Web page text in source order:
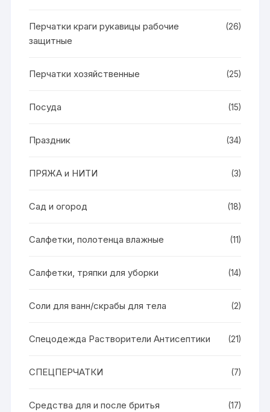
Перчатки краги рукавицы рабочие
защитные
(26)
Перчатки хозяйственные (25)
Посуда (15)
Праздник (34)
ПРЯЖА и НИТИ (3)
Сад и огород (18)
Салфетки, полотенца влажные (11)
Салфетки, тряпки для уборки (14)
Соли для ванн/скрабы для тела (2)
Спецодежда Растворители Антисептики (21)
СПЕЦПЕРЧАТКИ (7)
Средства для и после бритья (17)